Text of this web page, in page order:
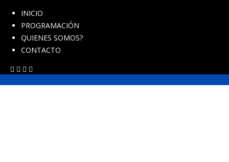
INICIO
PROGRAMACIÓN
QUIENES SOMOS?
CONTACTO